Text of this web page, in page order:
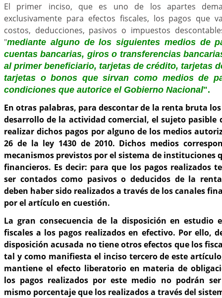
El primer inciso, que es uno de los apartes
exclusivamente para efectos fiscales, los pagos que
costos, deducciones, pasivos o impuestos
"mediante alguno de los siguientes medios de
cuentas bancarias, giros o transferencias
al primer beneficiario, tarjetas de crédito, tarjetas
tarjetas o bonos que sirvan como medios de
condiciones que autorice el Gobierno Nacional".
En otras palabras, para descontar de la renta bruta
desarrollo de la actividad comercial, el sujeto pasible
realizar dichos pagos por alguno de los medios
26 de la ley 1430 de 2010. Dichos medios
mecanismos previstos por el sistema de instituciones
financieros. Es decir: para que los pagos realizados
ser contados como pasivos o deducidos de la
deben haber sido realizados a través de los canales
por el artículo en cuestión.
La gran consecuencia de la disposición en estudio
fiscales a los pagos realizados en efectivo. Por ello,
disposición acusada no tiene otros efectos que los
tal y como manifiesta el inciso tercero de este
mantiene el efecto liberatorio en materia de
los pagos realizados por este medio no podrán
mismo porcentaje que los realizados a través del